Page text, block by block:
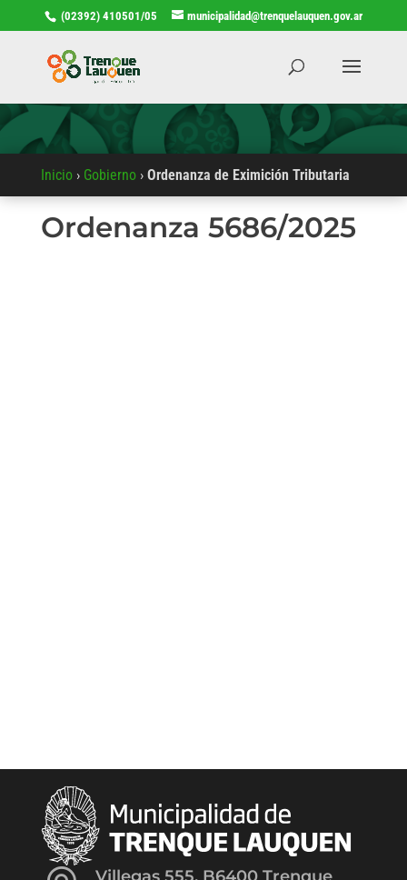
(02392) 410501/05 municipalidad@trenquelauquen.gov.ar
Inicio› Gobierno› Ordenanza de Eximición Tributaria
Ordenanza 5686/2025
Villegas 555, B6400 Trenque